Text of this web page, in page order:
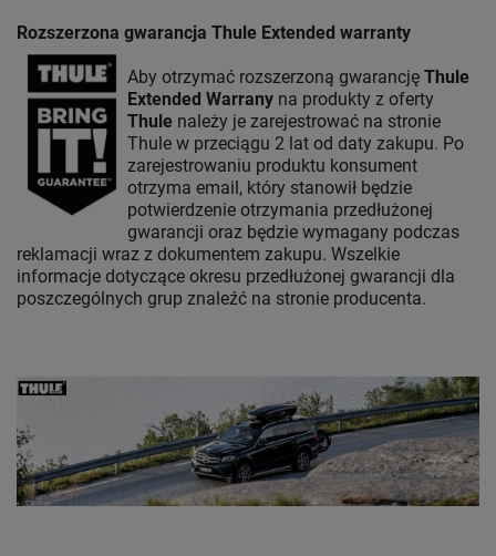
Rozszerzona gwarancja Thule Extended warranty
Aby otrzymać rozszerzoną gwarancję Thule
Extended Warrany na produkty z oferty
Thule należy je zarejestrować na stronie
Thule w przeciągu 2 lat od daty zakupu. Po
zarejestrowaniu produktu konsument
otrzyma email, który stanowił będzie
potwierdzenie otrzymania przedłużonej
gwarancji oraz będzie wymagany podczas
reklamacji wraz z dokumentem zakupu. Wszelkie
informacje dotyczące okresu przedłużonej gwarancji dla
poszczególnych grup znaleźć na stronie producenta.